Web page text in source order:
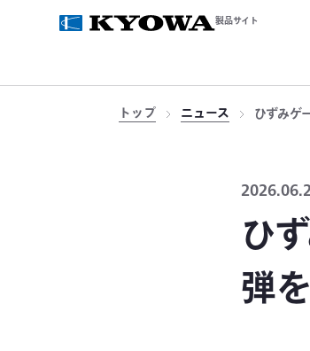
製品サイト
トップ ニュース ひずみゲ
ひ
弾